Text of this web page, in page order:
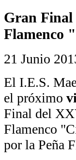
Gran Final
Flamenco
21 Junio
El I.E.S.
el próximo
Final del
Flamenco
por la Peña